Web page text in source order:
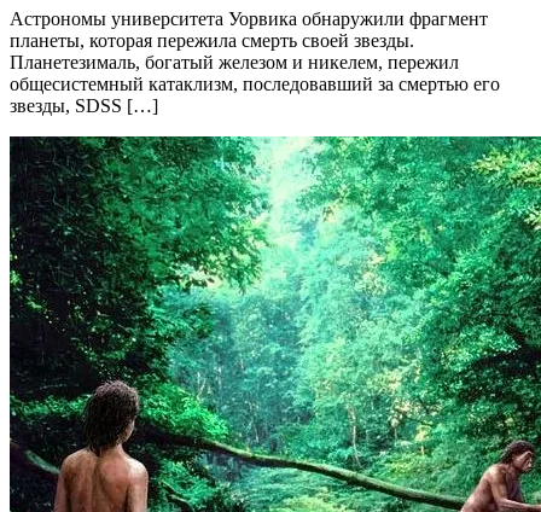
Астрономы университета Уорвика обнаружили фрагмент
планеты, которая пережила смерть своей звезды.
Планетезималь, богатый железом и никелем, пережил
общесистемный катаклизм, последовавший за смертью его
звезды, SDSS […]